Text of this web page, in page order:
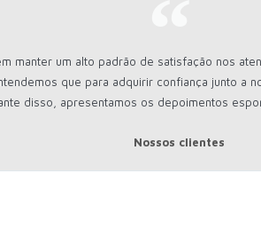
manter um alto padrão de satisfação nos
que para adquirir confiança junto a
disso, apresentamos os depoimentos
Nossos clientes